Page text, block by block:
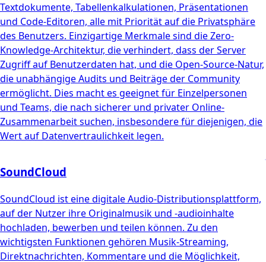
Textdokumente, Tabellenkalkulationen, Präsentationen
und Code-Editoren, alle mit Priorität auf die Privatsphäre
des Benutzers. Einzigartige Merkmale sind die Zero-
Knowledge-Architektur, die verhindert, dass der Server
Zugriff auf Benutzerdaten hat, und die Open-Source-Natur,
die unabhängige Audits und Beiträge der Community
ermöglicht. Dies macht es geeignet für Einzelpersonen
und Teams, die nach sicherer und privater Online-
Zusammenarbeit suchen, insbesondere für diejenigen, die
Wert auf Datenvertraulichkeit legen.
SoundCloud
SoundCloud ist eine digitale Audio-Distributionsplattform,
auf der Nutzer ihre Originalmusik und -audioinhalte
hochladen, bewerben und teilen können. Zu den
wichtigsten Funktionen gehören Musik-Streaming,
Direktnachrichten, Kommentare und die Möglichkeit,